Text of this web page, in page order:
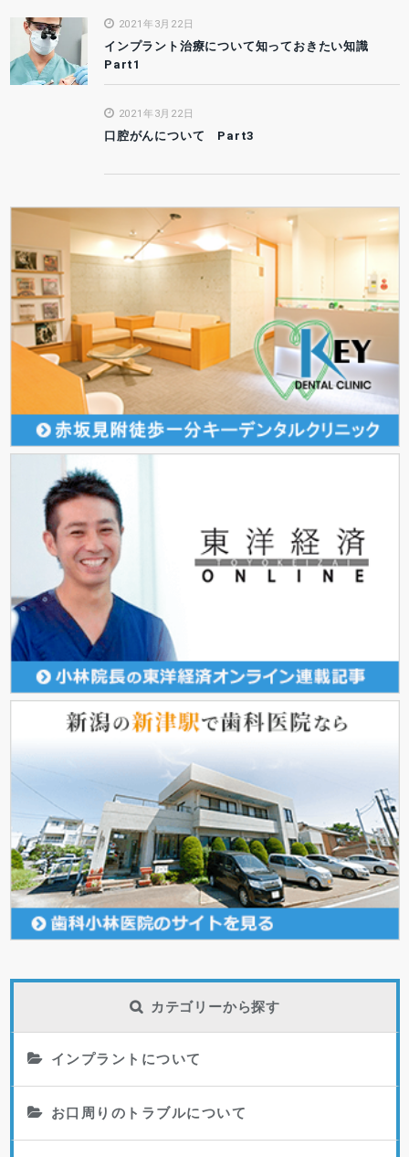
2021年3月22日
インプラント治療について知っておきたい知識
Part1
2021年3月22日
口腔がんについて Part3
カテゴリーから探す
インプラントについて
お口周りのトラブルについて